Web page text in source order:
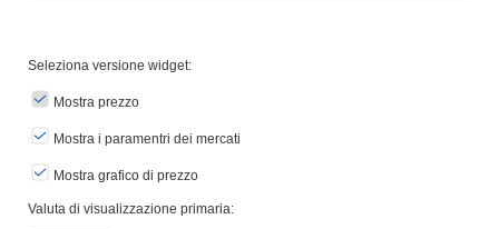
Seleziona versione widget:
Mostra prezzo
Mostra i paramentri dei mercati
Mostra grafico di prezzo
Valuta di visualizzazione primaria: